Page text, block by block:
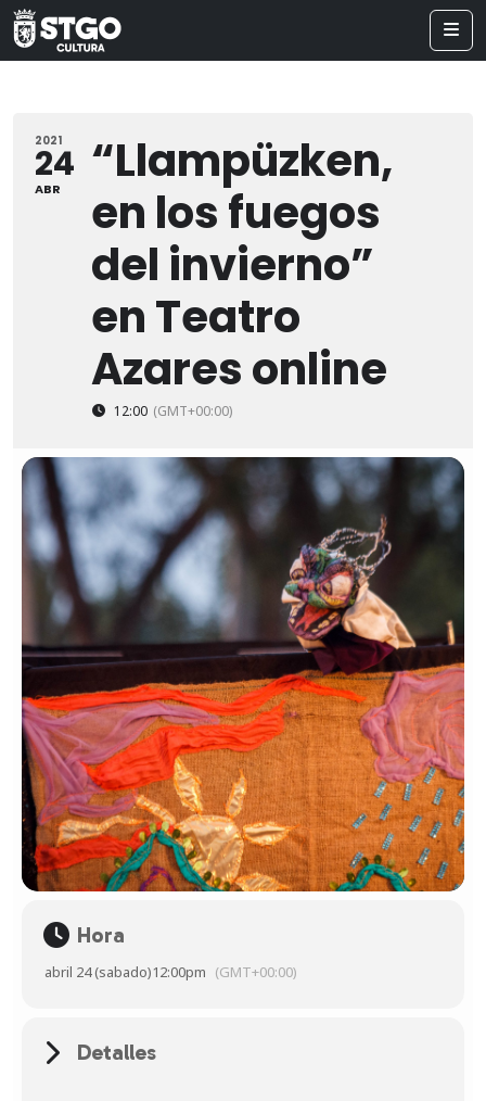
2021
24
ABR
“Llampüzken,
en los fuegos
del invierno”
en Teatro
Azares online
12:00 (GMT+00:00)
Hora
abril 24 (sabado)12:00pm (GMT+00:00)
Detalles